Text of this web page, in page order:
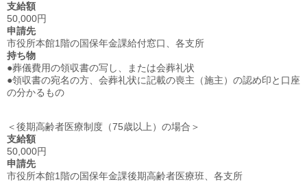
支給額
50,000円
申請先
市役所本館1階の国保年金課給付窓口、各支所
持ち物
●葬儀費用の領収書の写し、または会葬礼状
●領収書の宛名の方、会葬礼状に記載の喪主（施主）の認め印と口座
の分かるもの
＜後期高齢者医療制度（75歳以上）の場合＞
支給額
50,000円
申請先
市役所本館1階の国保年金課後期高齢者医療班、各支所